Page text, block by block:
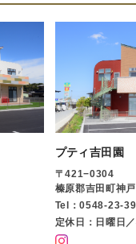
プティ吉田園
〒421−0304
榛原郡吉田町神
Tel：0548-23-
定休日：日曜日